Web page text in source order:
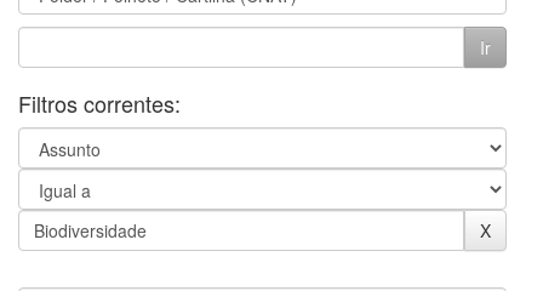
Filtros correntes: